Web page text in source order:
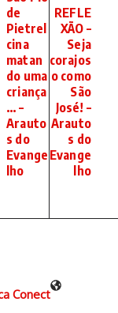
de
Pietrel
cina
matan
do uma
criança
… –
Arauto
s do
Evange
lho
REFLE
XÃO –
Seja
corajos
o como
São
José! –
Arauto
s do
Evange
lho
Conect